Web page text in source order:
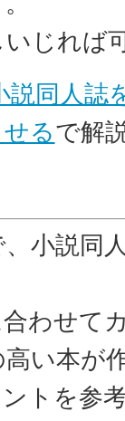
じれば
説同人
るで解
小説同
わせて
い本が
トを参